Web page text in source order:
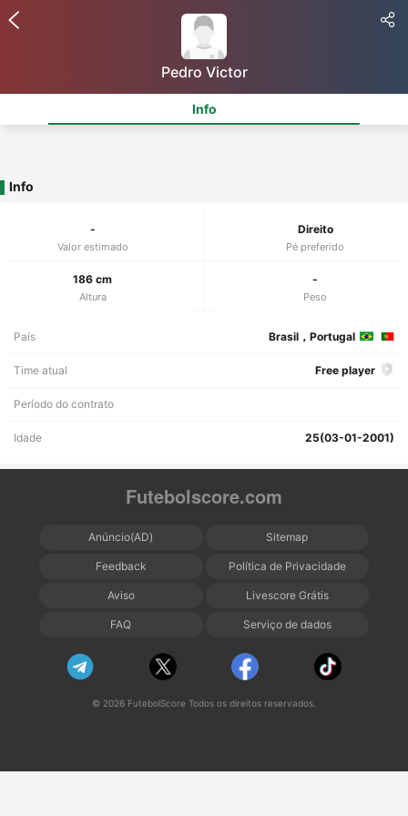
Pedro Victor
Info
Info
-
Valor estimado
Direito
Pé preferido
186 cm
Altura
-
Peso
País Brasil，Portugal
Time atual Free player
Período do contrato
Idade 25(03-01-2001)
Futebolscore.com
Anúncio(AD) Sitemap
Feedback Política de Privacidade
Aviso Livescore Grátis
FAQ Serviço de dados
© 2026 FutebolScore Todos os direitos reservados.